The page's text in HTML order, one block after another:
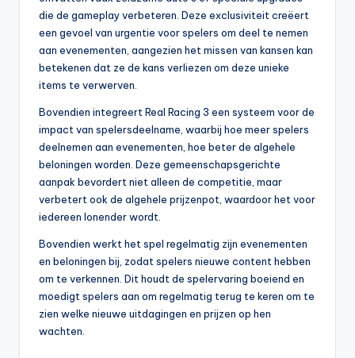
die de gameplay verbeteren. Deze exclusiviteit creëert
een gevoel van urgentie voor spelers om deel te nemen
aan evenementen, aangezien het missen van kansen kan
betekenen dat ze de kans verliezen om deze unieke
items te verwerven.
Bovendien integreert Real Racing 3 een systeem voor de
impact van spelersdeelname, waarbij hoe meer spelers
deelnemen aan evenementen, hoe beter de algehele
beloningen worden. Deze gemeenschapsgerichte
aanpak bevordert niet alleen de competitie, maar
verbetert ook de algehele prijzenpot, waardoor het voor
iedereen lonender wordt.
Bovendien werkt het spel regelmatig zijn evenementen
en beloningen bij, zodat spelers nieuwe content hebben
om te verkennen. Dit houdt de spelervaring boeiend en
moedigt spelers aan om regelmatig terug te keren om te
zien welke nieuwe uitdagingen en prijzen op hen
wachten.